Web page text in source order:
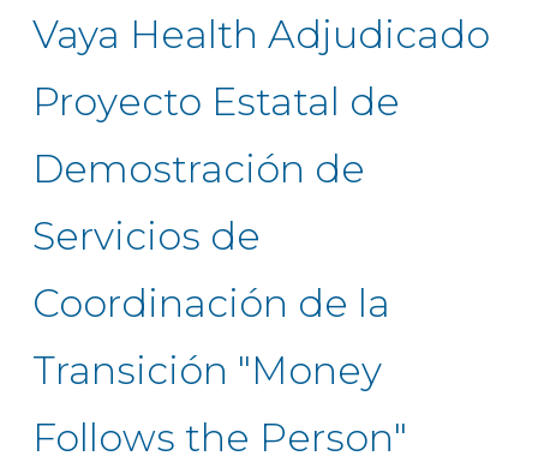
Vaya Health Adjudicado
Proyecto Estatal de
Demostración de
Servicios de
Coordinación de la
Transición "Money
Follows the Person"